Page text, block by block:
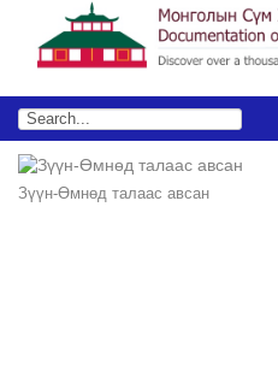
Зүүн-Өмнөд талаас авсан